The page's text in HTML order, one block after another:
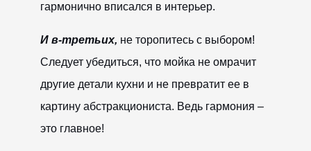
гармонично вписался в интерьер.
И в-третьих, не торопитесь с выбором!
Следует убедиться, что мойка не омрачит
другие детали кухни и не превратит ее в
картину абстракциониста. Ведь гармония –
это главное!